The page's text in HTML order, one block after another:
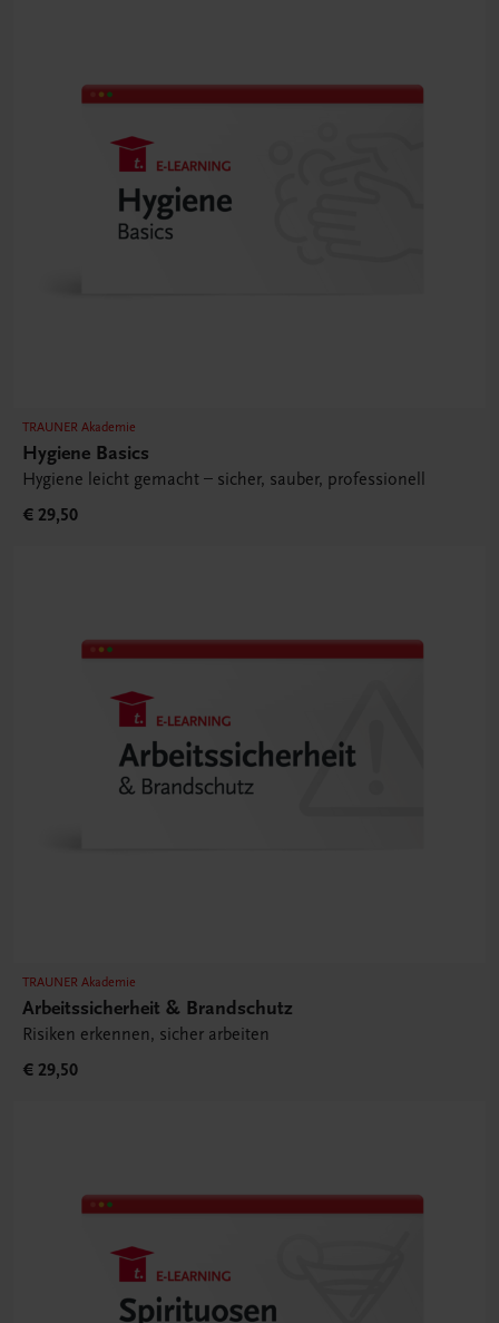
TRAUNER Akademie
Hygiene Basics
Hygiene leicht gemacht – sicher, sauber, professionell
€ 29,50
TRAUNER Akademie
Arbeitssicherheit & Brandschutz
Risiken erkennen, sicher arbeiten
€ 29,50